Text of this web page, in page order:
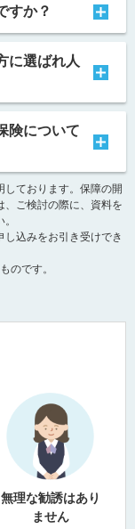
すか？
に選ばれ人
険について
しております。保障の開
、ご検討の際に、資料を
込みをお引き受けでき
のです。
無理な勧誘はあり
ません